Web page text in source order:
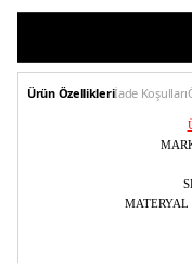
Ürün Özellikleriİade Koşulları
MATERYAL